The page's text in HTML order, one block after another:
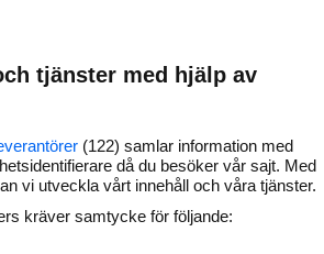
Svara på och hantera dina
Gå vidare
tjänster med hjälp av
(122) samlar information med
då du besöker vår sajt. Med
vi utveckla vårt innehåll och våra tjänster.
kräver samtycke för följande: